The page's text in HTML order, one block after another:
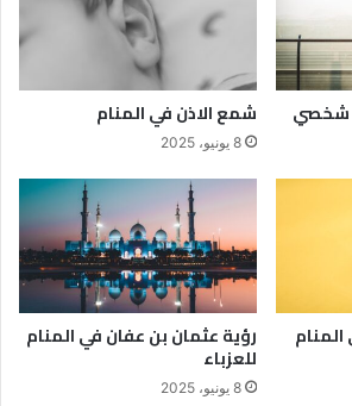
شخصي شمع الاذن في المنام
8 يونيو، 2025
رؤية عثمان بن عفان في المنام
للعزباء
8 يونيو، 2025